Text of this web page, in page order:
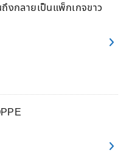
งกลายเป็นแพ็กเกจขาว